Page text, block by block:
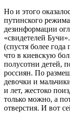
Но и этого
путинского
дезинформации
«свидетелей
(спустя более
что в киевскую
полусотни детей,
россиян. По
девочки и
и лет, жестоко
только можно, а
отверстия. И вот